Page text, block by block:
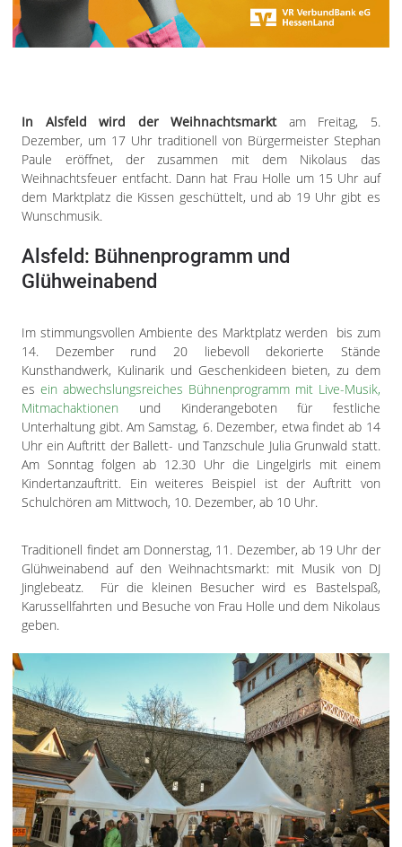
Impressum
In Alsfeld wird der Weihnachtsmarktam Freitag, 5.
Dezember, um 17 Uhr traditionell von Bürgermeister Stephan
Paule eröffnet, der zusammen mit dem Nikolaus das
Weihnachtsfeuer entfacht. Dann hat Frau Holle um 15 Uhr auf
dem Marktplatz die Kissen geschüttelt, und ab 19 Uhr gibt es
Wunschmusik.
Alsfeld: Bühnenprogramm und
Glühweinabend
Im stimmungsvollen Ambiente des Marktplatz werden bis zum
14. Dezember rund 20 liebevoll dekorierte Stände
Kunsthandwerk, Kulinarik und Geschenkideen bieten, zu dem
esein abwechslungsreiches Bühnenprogramm mit Live-Musik,
Mitmachaktionen und Kinderangeboten für festliche
Unterhaltung gibt. Am Samstag, 6. Dezember, etwa findet ab 14
Uhr ein Auftritt der Ballett- und Tanzschule Julia Grunwald statt.
Am Sonntag folgen ab 12.30 Uhr die Lingelgirls mit einem
Kindertanzauftritt. Ein weiteres Beispiel ist der Auftritt von
Schulchören am Mittwoch, 10. Dezember, ab 10 Uhr.
Traditionell findet am Donnerstag, 11. Dezember, ab 19 Uhr der
Glühweinabend auf den Weihnachtsmarkt: mit Musik von DJ
Jinglebeatz. Für die kleinen Besucher wird es Bastelspaß,
Karussellfahrten und Besuche von Frau Holle und dem Nikolaus
geben.